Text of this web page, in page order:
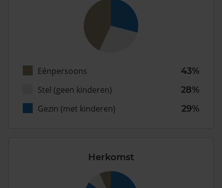
Eénpersoons
43%
Stel (geen kinderen)
28%
Gezin (met kinderen)
29%
Herkomst